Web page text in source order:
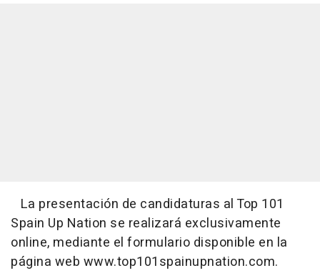
La presentación de candidaturas al Top 101
Spain Up Nation se realizará exclusivamente
online, mediante el formulario disponible en la
página web www.top101spainupnation.com.